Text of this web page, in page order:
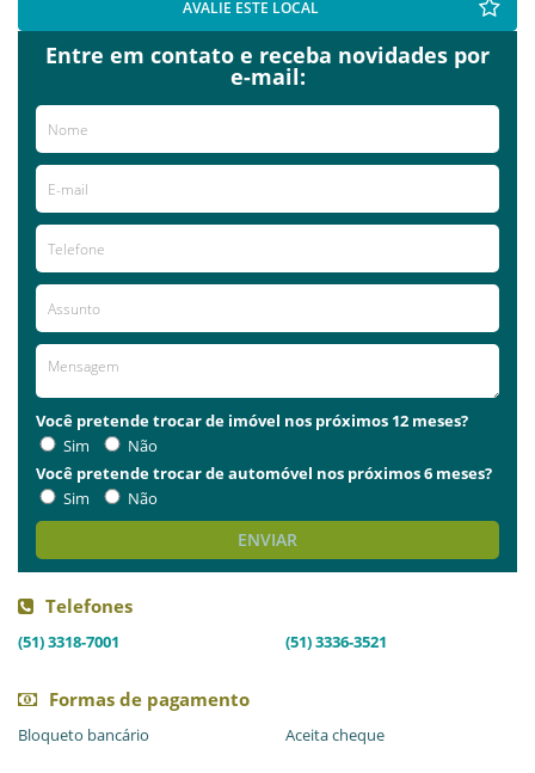
AVALIE ESTE LOCAL
Entre em contato e receba novidades por
e-mail:
Você pretende trocar de imóvel nos próximos 12 meses?
Sim
Não
Você pretende trocar de automóvel nos próximos 6 meses?
Sim
Não
ENVIAR
Telefones
(51) 3318-7001 (51) 3336-3521
Formas de pagamento
Bloqueto bancário Aceita cheque